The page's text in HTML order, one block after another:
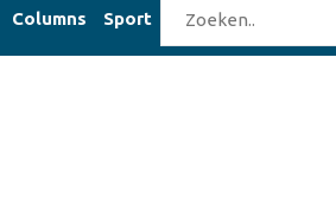
Columns Sport